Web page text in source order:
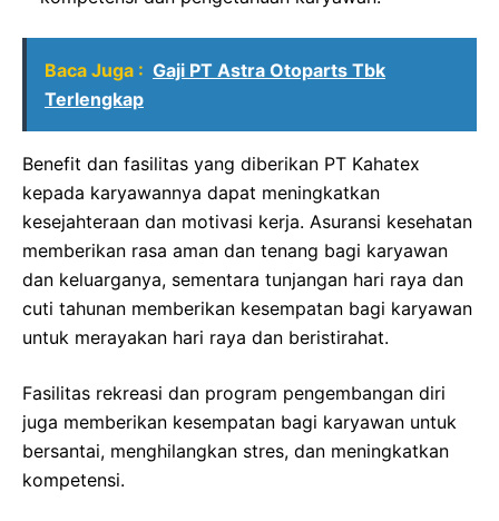
Baca Juga : Gaji PT Astra Otoparts Tbk
Terlengkap
Benefit dan fasilitas yang diberikan PT Kahatex
kepada karyawannya dapat meningkatkan
kesejahteraan dan motivasi kerja. Asuransi kesehatan
memberikan rasa aman dan tenang bagi karyawan
dan keluarganya, sementara tunjangan hari raya dan
cuti tahunan memberikan kesempatan bagi karyawan
untuk merayakan hari raya dan beristirahat.
Fasilitas rekreasi dan program pengembangan diri
juga memberikan kesempatan bagi karyawan untuk
bersantai, menghilangkan stres, dan meningkatkan
kompetensi.